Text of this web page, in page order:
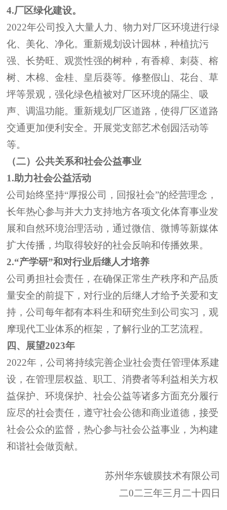
4.厂区绿化建设。
2022年公司投入大量人力、物力对厂区环境进行绿
化、美化、净化。重新规划设计园林，种植抗污
强、长势旺、观赏性强的树种，有香樟、刺葵、榕
树、木棉、金桂、皇后葵等。修整假山、花台、草
坪等景观 ，强化绿色植被对厂区环境的隔尘、吸
声、调温功能。重新规划厂区道路，使得厂区道路
交通更加便利安全。开展党支部艺术创园活动等
等。
（二）公共关系和社会公益事业
1.助力社会公益活动
公司始终坚持“厚报公司 ，回报社会”的经营理念，
长年热心参与并大力支持地方各项文化体育事业发
展和自然环境治理活动 ，通过微信、微博等新媒体
扩大传播，均取得较好的社会反响和传播效果。
2.“产学研”和对行业后继人才培养
公司勇担社会责任，在确保正常生产秩序和产品质
量安全的前提下，对行业的后继人才给予关爱和支
持，公司每年都有本科生和研究生到公司 实习，观
摩现代工业体系的框架，了解行业的工艺流程。
四 、展望2023年
2022年，公司将持续完善企业社会责任管理体系建
设，在管理层权益、职工、消费者等利益相关方权
益保护、环境保护、社会公益等诸多方面充分履行
应尽的社会责任，遵守社会公德和商业道德，接受
社会公众的监督，热心参与社会公益事业，为构建
和谐社会做贡献。
苏州华东镀膜技术有限公司
二0二三年三月二十四 日